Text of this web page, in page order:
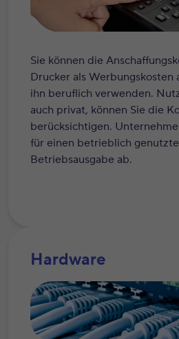
Sie können die
Drucker als Werbungskosten
ihn beruflich verwenden.
auch privat, können Sie die
berücksichtigen.
für einen betrieblich
Betriebsausgabe ab.
Hardware